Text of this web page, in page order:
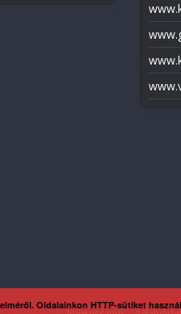
Oldalainkon HTTP-sütiket